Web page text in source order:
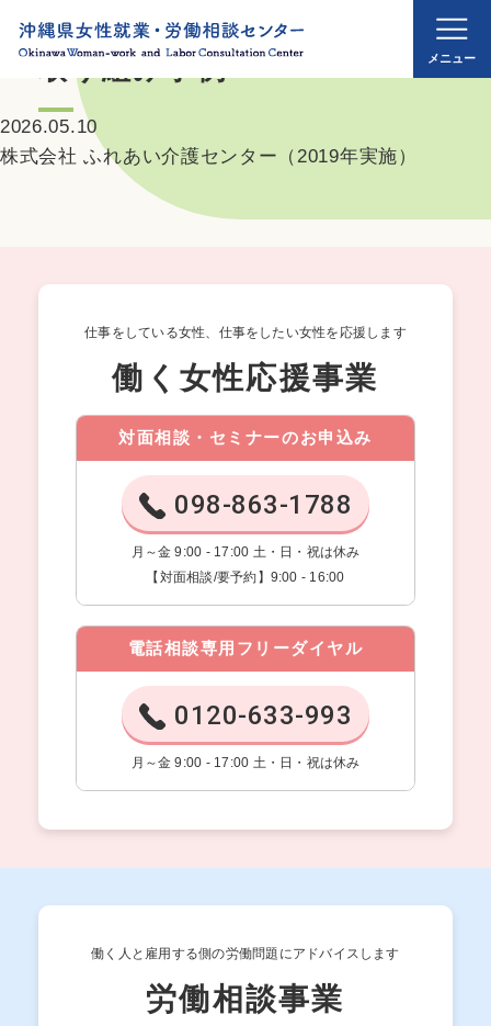
取り組み事例
2026.05.10
株式会社 ふれあい介護センター（2019年実施）
仕事をしている女性、仕事をしたい女性を応援します
働く女性応援事業
対面相談・セミナーのお申込み
098-863-1788
月～金 9:00 - 17:00 土・日・祝は休み
【対面相談/要予約】9:00 - 16:00
電話相談専用フリーダイヤル
0120-633-993
月～金 9:00 - 17:00 土・日・祝は休み
働く人と雇用する側の労働問題にアドバイスします
労働相談事業